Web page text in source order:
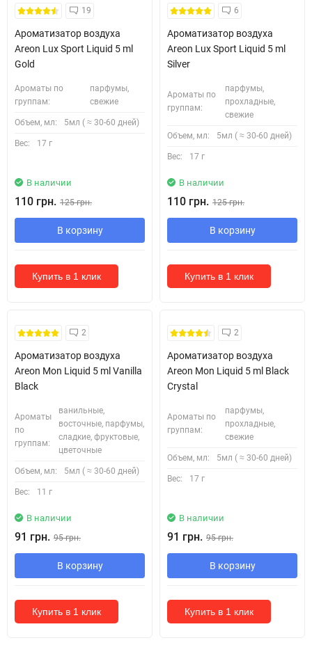
19
Ароматизатор воздуха
Areon Lux Sport Liquid 5 ml
Gold
Ароматы по
группам:
парфумы,
свежие
Объем, мл: 5мл ( ≈ 30-60 дней)
Вес: 17 г
В наличии
110 грн. 125 грн.
В корзину
Купить в 1 клик
6
Ароматизатор воздуха
Areon Lux Sport Liquid 5 ml
Silver
Ароматы по
группам:
парфумы,
прохладные,
свежие
Объем, мл: 5мл ( ≈ 30-60 дней)
Вес: 17 г
В наличии
110 грн. 125 грн.
В корзину
Купить в 1 клик
New! 2
Ароматизатор воздуха
Areon Mon Liquid 5 ml Vanilla
Black
Ароматы
по
группам:
ванильные,
восточные, парфумы,
сладкие, фруктовые,
цветочные
Объем, мл: 5мл ( ≈ 30-60 дней)
Вес: 11 г
В наличии
91 грн. 95 грн.
В корзину
Купить в 1 клик
2
Ароматизатор воздуха
Areon Mon Liquid 5 ml Black
Crystal
Ароматы по
группам:
парфумы,
прохладные,
свежие
Объем, мл: 5мл ( ≈ 30-60 дней)
Вес: 17 г
В наличии
91 грн. 95 грн.
В корзину
Купить в 1 клик